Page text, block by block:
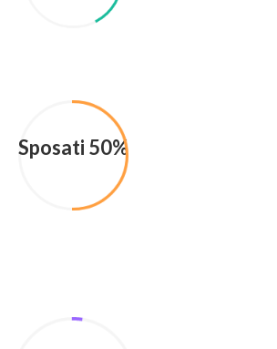
Sposati 50%